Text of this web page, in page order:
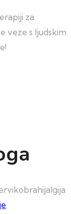
za
veze s ljudskim